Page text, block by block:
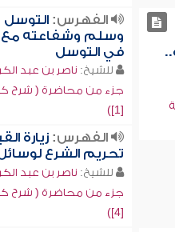
الفهرس: التوسل
وسلم وشفاعته مع
في التوسل
للشيخ: ناصر بن عبد
جزء من محاضرة ( شرح
[1])
الفهرس: زيارة
تحريم الشرع
للشيخ: ناصر بن عبد
جزء من محاضرة ( شرح
[4])